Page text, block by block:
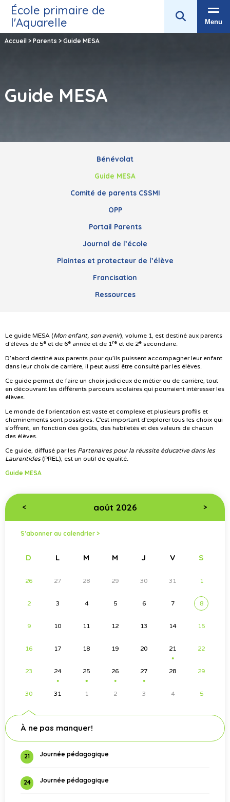
École primaire de
l'Aquarelle
Menu
Accueil> Parents > Guide MESA
Guide MESA
Bénévolat
Guide MESA
Comité de parents CSSMI
OPP
Portail Parents
Journal de l’école
Plaintes et protecteur de l’élève
Francisation
Ressources
Le guide MESA (Mon enfant, son avenir), volume 1, est destiné aux parents
d’élèves de 5e et de 6e année et de 1re et de 2e secondaire.
D’abord destiné aux parents pour qu’ils puissent accompagner leur enfant
dans leur choix de carrière, il peut aussi être consulté par les élèves.
Ce guide permet de faire un choix judicieux de métier ou de carrière, tout
en découvrant les différents parcours scolaires qui pourraient intéresser les
élèves.
Le monde de l’orientation est vaste et complexe et plusieurs profils et
cheminements sont possibles. C’est important d’explorer tous les choix qui
s’offrent, en fonction des goûts, des habiletés et des valeurs de chacun
des élèves.
Ce guide, diffusé par les Partenaires pour la réussite éducative dans les
Laurentides(PREL), est un outil de qualité.
Guide MESA
< août 2026 >
S’abonner au calendrier >
D L M M J V S
26 27 28 29 30 31 1
2 3 4 5 6 7 8
9 10 11 12 13 14 15
16 17 18 19 20 21
●
22
23 24
●
25
●
●
●
26
●
27
●
28 29
30 31 1 2 3 4 5
À ne pas manquer!
21 Journée pédagogique
24 Journée pédagogique